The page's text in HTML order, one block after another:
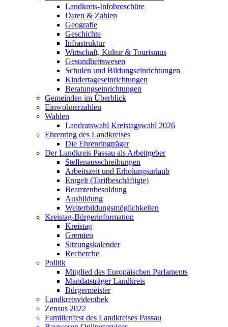
Landkreis-Infobroschüre
Daten & Zahlen
Geografie
Geschichte
Infrastruktur
Wirtschaft, Kultur & Tourismus
Gesundheitswesen
Schulen und Bildungseinrichtungen
Kindertageseinrichtungen
Beratungseinrichtungen
Gemeinden im Überblick
Einwohnerzahlen
Wahlen
Landratswahl Kreistagswahl 2026
Ehrenring des Landkreises
Die Ehrenringträger
Der Landkreis Passau als Arbeitgeber
Stellenausschreibungen
Arbeitszeit und Erholungsurlaub
Entgelt (Tarifbeschäftigte)
Beamtenbesoldung
Ausbildung
Weiterbildungsmöglichkeiten
Kreistag-Bürgerinformation
Kreistag
Gremien
Sitzungskalender
Recherche
Politik
Mitglied des Europäischen Parlaments
Mandatsträger Landkreis
Bürgermeister
Landkreisvideothek
Zensus 2022
Familienfest des Landkreises Passau